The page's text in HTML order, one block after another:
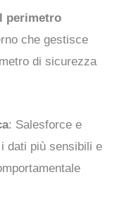
perimetro
che gestisce
di sicurezza
: Salesforce e
dati più sensibili e